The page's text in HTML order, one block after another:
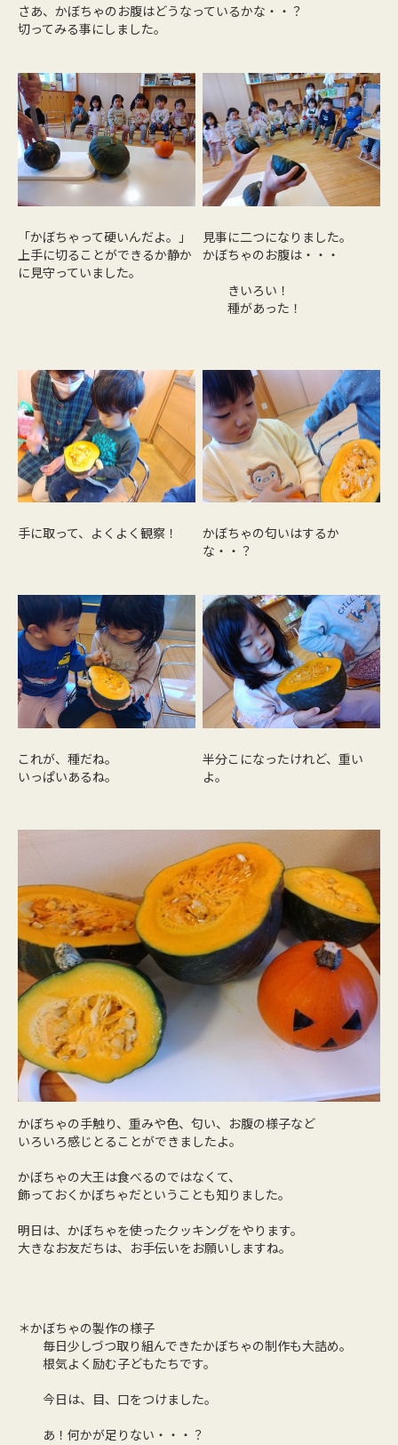
さあ、かぼちゃのお腹はどうなっているかな・・？
切ってみる事にしました。
「かぼちゃって硬いんだよ。」
上手に切ることができるか静か
に見守っていました。
見事に二つになりました。
かぼちゃのお腹は・・・
きいろい！
種があった！
手に取って、よくよく観察！
かぼちゃの匂いはするか
な・・？
これが、種だね。
いっぱいあるね。
半分こになったけれど、重い
よ。
かぼちゃの手触り、重みや色、匂い、お腹の様子など
いろいろ感じとることができましたよ。
かぼちゃの大王は食べるのではなくて、
飾っておくかぼちゃだということも知りました。
明日は、かぼちゃを使ったクッキングをやります。
大きなお友だちは、お手伝いをお願いしますね。
＊かぼちゃの製作の様子
毎日少しづつ取り組んできたかぼちゃの制作も大詰め。
根気よく励む子どもたちです。
今日は、目、口をつけました。
あ！何かが足りない・・・？